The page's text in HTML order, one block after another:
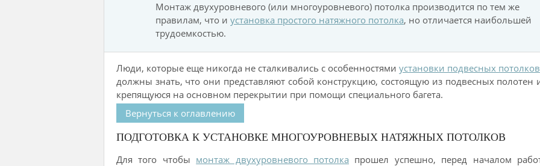
Монтаж двухуровневого (или многоуровневого) потолка производится по тем же
правилам, что и установка простого натяжного потолка, но отличается наибольшей
трудоемкостью.
Люди, которые еще никогда не сталкивались с особенностями установки подвесных потолков
должны знать, что они представляют собой конструкцию, состоящую из подвесных полотен
крепящуюся на основном перекрытии при помощи специального багета.
Вернуться к оглавлению
ПОДГОТОВКА К УСТАНОВКЕ МНОГОУРОВНЕВЫХ НАТЯЖНЫХ ПОТОЛКОВ
Для того чтобы монтаж двухуровневого потолка прошел успешно, перед началом